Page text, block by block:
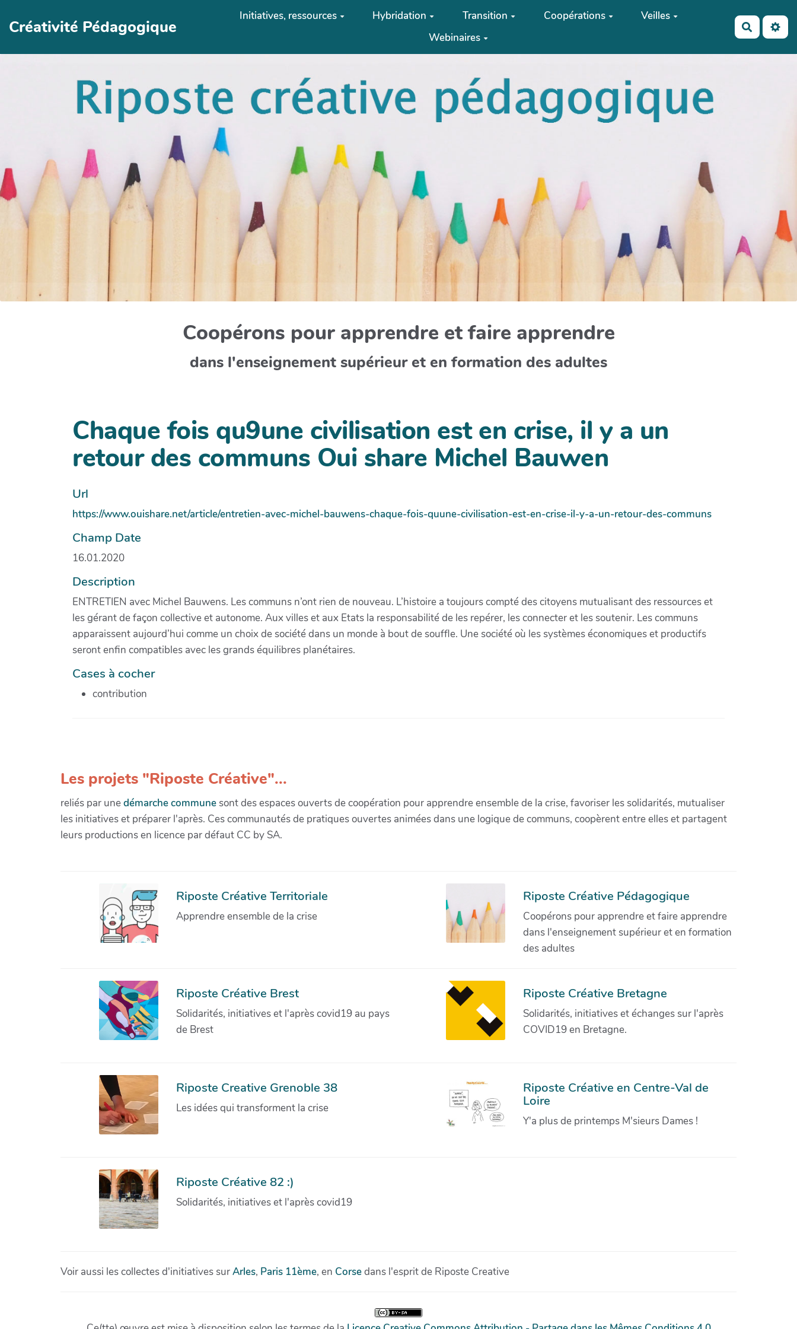
Créativité Pédagogique
Initiatives, ressources Hybridation Transition Coopérations
Veilles
Webinaires
Coopérons pour apprendre et faire apprendre
dans l'enseignement supérieur et en formation des adultes
Chaque fois qu9une civilisation est en crise, il y a un
retour des communs Oui share Michel Bauwen
Url
https://www.ouishare.net/article/entretien-avec-michel-bauwens-chaque-fois-quune-civilisation-est-en-crise-il-y-a-un-retour-des-communs
Champ Date
16.01.2020
Description
ENTRETIEN avec Michel Bauwens. Les communs n’ont rien de nouveau. L’histoire a toujours compté des citoyens mutualisant des ressources et
les gérant de façon collective et autonome. Aux villes et aux Etats la responsabilité de les repérer, les connecter et les soutenir. Les communs
apparaissent aujourd’hui comme un choix de société dans un monde à bout de souffle. Une société où les systèmes économiques et productifs
seront enfin compatibles avec les grands équilibres planétaires.
Cases à cocher
contribution